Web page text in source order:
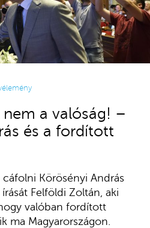
a valóság! –
és a fordított
Körösényi András
Felföldi Zoltán, aki
valóban fordított
ma Magyarországon.